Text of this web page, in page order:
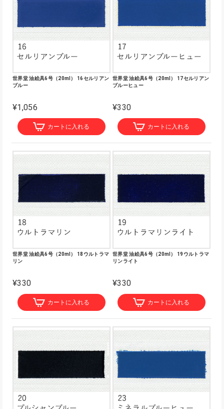
世界堂 油絵具6号（20ml） 16セルリアン
ブルー
¥1,056
カートに入れる
世界堂 油絵具6号（20ml） 17セルリアン
ブルーヒュー
¥330
カートに入れる
世界堂 油絵具6号（20ml） 18ウルトラマ
リン
¥330
カートに入れる
世界堂 油絵具6号（20ml） 19ウルトラマ
リンライト
¥330
カートに入れる